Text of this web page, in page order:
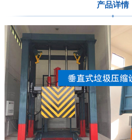
产品详情